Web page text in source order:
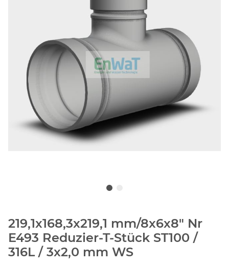
219,1x168,3x219,1 mm/8x6x8" Nr
E493 Reduzier-T-Stück ST100 /
316L / 3x2,0 mm WS